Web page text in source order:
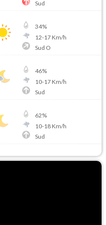
Sud
34%
12-17Km/h
Sud O
46%
10-17Km/h
Sud
62%
10-18Km/h
Sud